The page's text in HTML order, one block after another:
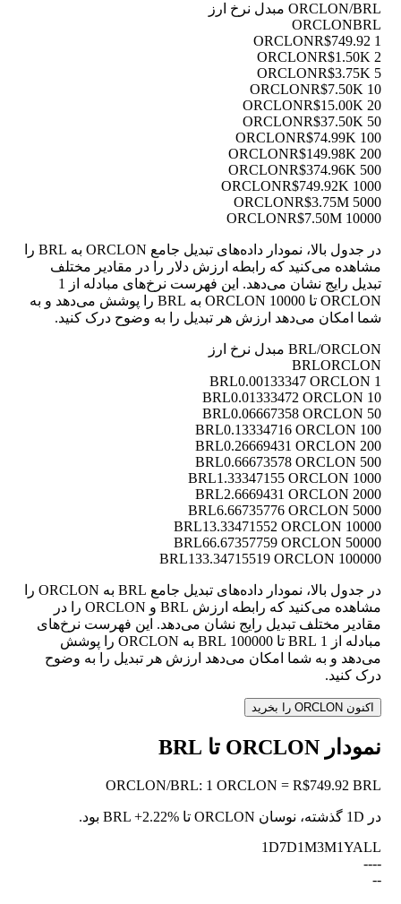
ORCLON/BRL مبدل نرخ ارز
ORCLONBRL
1 ORCLON
R$749.92
2 ORCLON
R$1.50K
5 ORCLON
R$3.75K
10 ORCLON
R$7.50K
20 ORCLON
R$15.00K
50 ORCLON
R$37.50K
100 ORCLON
R$74.99K
200 ORCLON
R$149.98K
500 ORCLON
R$374.96K
1000 ORCLON
R$749.92K
5000 ORCLON
R$3.75M
10000 ORCLON
R$7.50M
در جدول بالا، نمودار داده‌های تبدیل جامع ORCLON به BRL را
مشاهده می‌کنید که رابطه ارزش دلار را در مقادیر مختلف
تبدیل رایج نشان می‌دهد. این فهرست نرخ‌های مبادله از 1
ORCLON تا 10000 ORCLON به BRL را پوشش می‌دهد و به
شما امکان می‌دهد ارزش هر تبدیل را به وضوح درک کنید.
BRL/ORCLON مبدل نرخ ارز
BRLORCLON
1 BRL
0.00133347 ORCLON
10 BRL
0.01333472 ORCLON
50 BRL
0.06667358 ORCLON
100 BRL
0.13334716 ORCLON
200 BRL
0.26669431 ORCLON
500 BRL
0.66673578 ORCLON
1000 BRL
1.33347155 ORCLON
2000 BRL
2.6669431 ORCLON
5000 BRL
6.66735776 ORCLON
10000 BRL
13.33471552 ORCLON
50000 BRL
66.67357759 ORCLON
100000 BRL
133.34715519 ORCLON
در جدول بالا، نمودار داده‌های تبدیل جامع BRL به ORCLON را
مشاهده می‌کنید که رابطه ارزش BRL و ORCLON را در
مقادیر مختلف تبدیل رایج نشان می‌دهد. این فهرست نرخ‌های
مبادله از 1 BRL تا 100000 BRL به ORCLON را پوشش
می‌دهد و به شما امکان می‌دهد ارزش هر تبدیل را به وضوح
درک کنید.
اکنون ORCLON را بخرید
نمودار ORCLON تا BRL
ORCLON/BRL: 1 ORCLON = R$749.92 BRL
در 1D گذشته، نوسان ORCLON تا BRL +2.22%
بود.
1D7D1M3M1YALL
--
--
--